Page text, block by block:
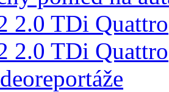
2.0 TDi Quattro